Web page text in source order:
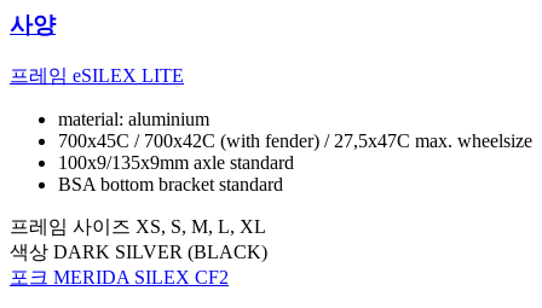
사양
프레임 eSILEX LITE
material: aluminium
700x45C / 700x42C (with fender) / 27,5x47C max. wheelsize
100x9/135x9mm axle standard
BSA bottom bracket standard
프레임 사이즈 XS, S, M, L, XL
색상 DARK SILVER (BLACK)
포크 MERIDA SILEX CF2